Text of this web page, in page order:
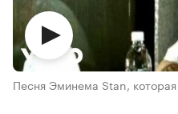
Песня Эминема Stan,